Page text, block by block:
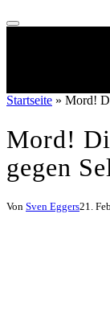
Startseite » Mord!
Mord!
gegen
Von Sven Eggers21.